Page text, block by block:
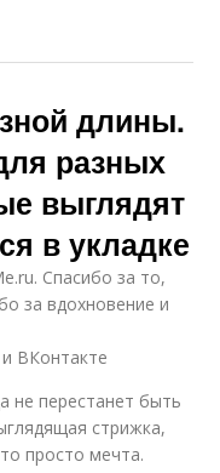
длины.
разных
выглядят
в укладке
Cпасибо за то,
за вдохновение и
ВКонтакте
не перестанет быть
стрижка,
просто мечта.